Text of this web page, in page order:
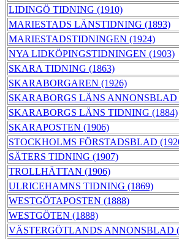
LIDINGÖ TIDNING (1910)
MARIESTADS LÄNSTIDNING (1893)
MARIESTADSTIDNINGEN (1924)
NYA LIDKÖPINGSTIDNINGEN (1903)
SKARA TIDNING (1863)
SKARABORGAREN (1926)
SKARABORGS LÄNS ANNONSBLAD
SKARABORGS LÄNS TIDNING (1884)
SKARAPOSTEN (1906)
STOCKHOLMS FÖRSTADSBLAD
SÄTERS TIDNING (1907)
TROLLHÄTTAN (1906)
ULRICEHAMNS TIDNING (1869)
WESTGÖTAPOSTEN (1888)
WESTGÖTEN (1888)
VÄSTERGÖTLANDS ANNONSBLAD